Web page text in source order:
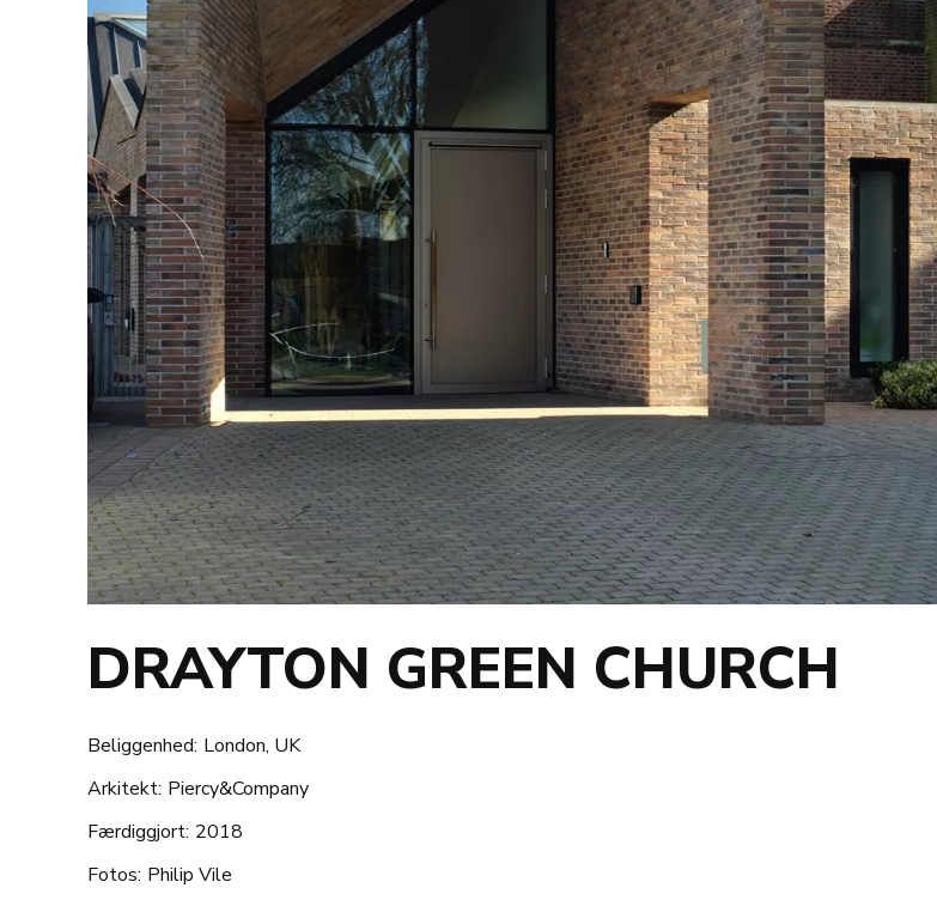
DRAYTON GREEN CHURCH
Beliggenhed: London, UK
Arkitekt: Piercy&Company
Færdiggjort: 2018
Fotos: Philip Vile